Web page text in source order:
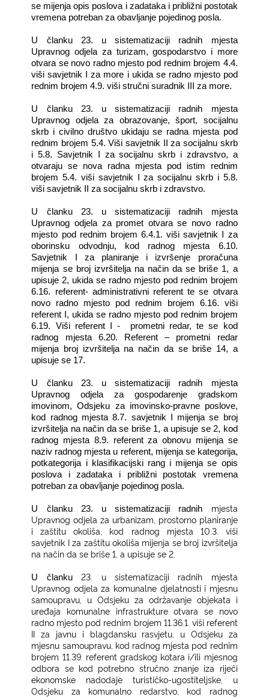
se mijenja opis poslova i zadataka i približni postotak
vremena potreban za obavljanje pojedinog posla.
U članku 23. u sistematizaciji radnih mjesta
Upravnog odjela za turizam, gospodarstvo i more
otvara se novo radno mjesto pod rednim brojem 4.4.
viši savjetnik I za more i ukida se radno mjesto pod
rednim brojem 4.9. viši stručni suradnik III za more.
U članku 23. u sistematizaciji radnih mjesta
Upravnog odjela za obrazovanje, šport, socijalnu
skrb i civilno društvo ukidaju se radna mjesta pod
rednim brojem 5.4. Viši savjetnik II za socijalnu skrb
i 5.8. Savjetnik I za socijalnu skrb i zdravstvo, a
otvaraju se nova radna mjesta pod istim rednim
brojem 5.4. viši savjetnik I za socijalnu skrb i 5.8.
viši savjetnik II za socijalnu skrb i zdravstvo.
U članku 23. u sistematizaciji radnih mjesta
Upravnog odjela za promet otvara se novo radno
mjesto pod rednim brojem 6.4.1. viši savjetnik I za
oborinsku odvodnju, kod radnog mjesta 6.10.
Savjetnik I za planiranje i izvršenje proračuna
mijenja se broj izvršitelja na način da se briše 1, a
upisuje 2, ukida se radno mjesto pod rednim brojem
6.16. referent- administrativni referent te se otvara
novo radno mjesto pod rednim brojem 6.16. viši
referent I, ukida se radno mjesto pod rednim brojem
6.19. Viši referent I -
prometni redar, te se kod
radnog mjesta 6.20. Referent – prometni redar
mijenja broj izvršitelja na način da se briše 14, a
upisuje se 17.
U članku 23. u sistematizaciji radnih mjesta
Upravnog odjela za gospodarenje gradskom
imovinom, Odsjeku za imovinsko-pravne poslove,
kod radnog mjesta 8.7. savjetnik I mijenja se broj
izvršitelja na način da se briše 1, a upisuje se 2, kod
radnog mjesta 8.9. referent za obnovu mijenja se
naziv radnog mjesta u referent, mijenja se kategorija,
potkategorija i klasifikacijski rang i mijenja se opis
poslova i zadataka i približni postotak vremena
potreban za obavljanje pojedinog posla.
U članku 23. u sistematizaciji radnih mjesta
Upravnog odjela za urbanizam, prostorno planiranje
i zaštitu okoliša, kod radnog mjesta 10.3. viši
savjetnik I za zaštitu okoliša mijenja se broj izvršitelja
na način da se briše 1, a upisuje se 2.
U članku23. u sistematizaciji radnih mjesta
Upravnog odjela za komunalne djelatnosti i mjesnu
samoupravu, u Odsjeku za održavanje objekata i
uređaja komunalne infrastrukture otvara se novo
radno mjesto pod rednim brojem 11.36.1. viši referent
II za javnu i blagdansku rasvjetu, u Odsjeku za
mjesnu samoupravu, kod radnog mjesta pod rednim
brojem 11.39. referent gradskog kotara i/ili mjesnog
odbora se kod potrebno stručno znanje iza riječi
ekonomske nadodaje turističko-ugostiteljske, u
Odsjeku za komunalno redarstvo, kod radnog